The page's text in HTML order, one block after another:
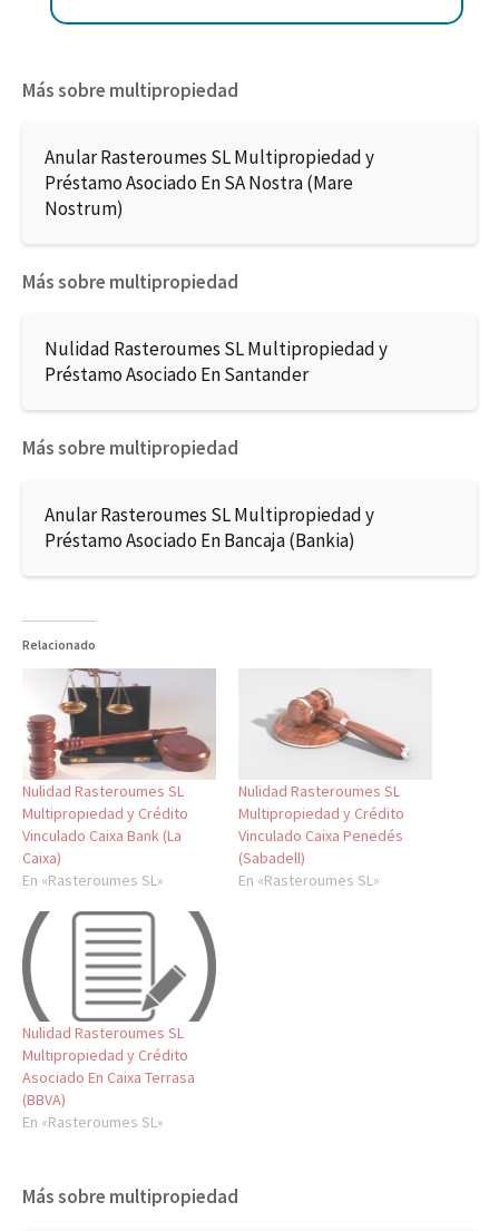
Más sobre multipropiedad
Anular Rasteroumes SL Multipropiedad y
Préstamo Asociado En SA Nostra (Mare
Nostrum)
Más sobre multipropiedad
Nulidad Rasteroumes SL Multipropiedad y
Préstamo Asociado En Santander
Más sobre multipropiedad
Anular Rasteroumes SL Multipropiedad y
Préstamo Asociado En Bancaja (Bankia)
Relacionado
Nulidad Rasteroumes SL
Multipropiedad y Crédito
Vinculado Caixa Bank (La
Caixa)
En «Rasteroumes SL»
Nulidad Rasteroumes SL
Multipropiedad y Crédito
Vinculado Caixa Penedés
(Sabadell)
En «Rasteroumes SL»
Nulidad Rasteroumes SL
Multipropiedad y Crédito
Asociado En Caixa Terrasa
(BBVA)
En «Rasteroumes SL»
Más sobre multipropiedad